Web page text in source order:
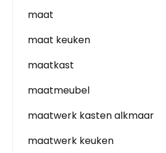
maat
maat keuken
maatkast
maatmeubel
maatwerk kasten alkmaar
maatwerk keuken